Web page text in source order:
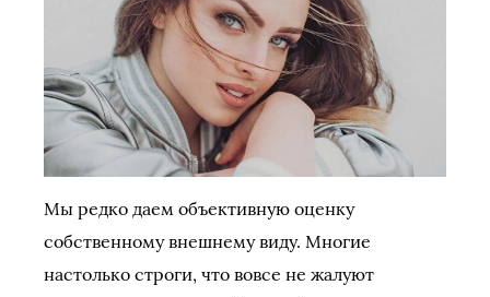
Мы редко даем объективную оценку
собственному внешнему виду. Многие
настолько строги, что вовсе не жалуют